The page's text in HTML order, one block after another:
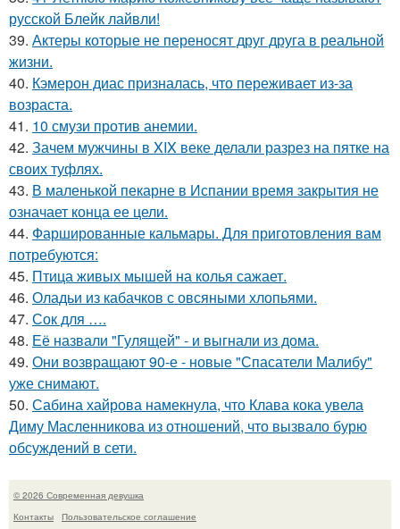
русской Блейк лайвли!
39. Актеры которые не переносят друг друга в реальной
жизни.
40. Кэмерон диас призналась, что переживает из-за
возраста.
41. 10 смузи против анемии.
42. Зачем мужчины в XIX веке делали разрез на пятке на
своих туфлях.
43. В маленькой пекарне в Испании время закрытия не
означает конца ее цели.
44. Фаршированные кальмары. Для приготовления вам
потребуются:
45. Птица живых мышей на колья сажает.
46. Оладьи из кабачков с овсяными хлопьями.
47. Сок для ….
48. Её назвали "Гулящей" - и выгнали из дома.
49. Они возвращают 90-е - новые "Спасатели Малибу"
уже снимают.
50. Сабина хайрова намекнула, что Клава кока увела
Диму Масленникова из отношений, что вызвало бурю
обсуждений в сети.
© 2026 Современная девушка
Контакты
Пользовательское соглашение